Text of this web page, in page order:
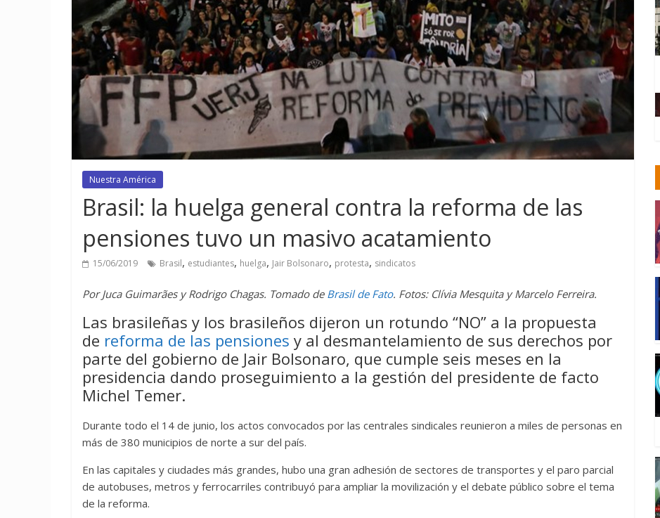
Nuestra América
Brasil: la huelga general contra la reforma de las
pensiones tuvo un masivo acatamiento
15/06/2019 Brasil, estudiantes, huelga, Jair Bolsonaro, protesta, sindicatos
Por Juca Guimarães y Rodrigo Chagas. Tomado de Brasil de Fato. Fotos: Clívia Mesquita y Marcelo Ferreira.
Las brasileñas y los brasileños dijeron un rotundo “NO” a la propuesta
de reforma de las pensiones y al desmantelamiento de sus derechos por
parte del gobierno de Jair Bolsonaro, que cumple seis meses en la
presidencia dando proseguimiento a la gestión del presidente de facto
Michel Temer.
Durante todo el 14 de junio, los actos convocados por las centrales sindicales reunieron a miles de personas en
más de 380 municipios de norte a sur del país.
En las capitales y ciudades más grandes, hubo una gran adhesión de sectores de transportes y el paro parcial
de autobuses, metros y ferrocarriles contribuyó para ampliar la movilización y el debate público sobre el tema
de la reforma.